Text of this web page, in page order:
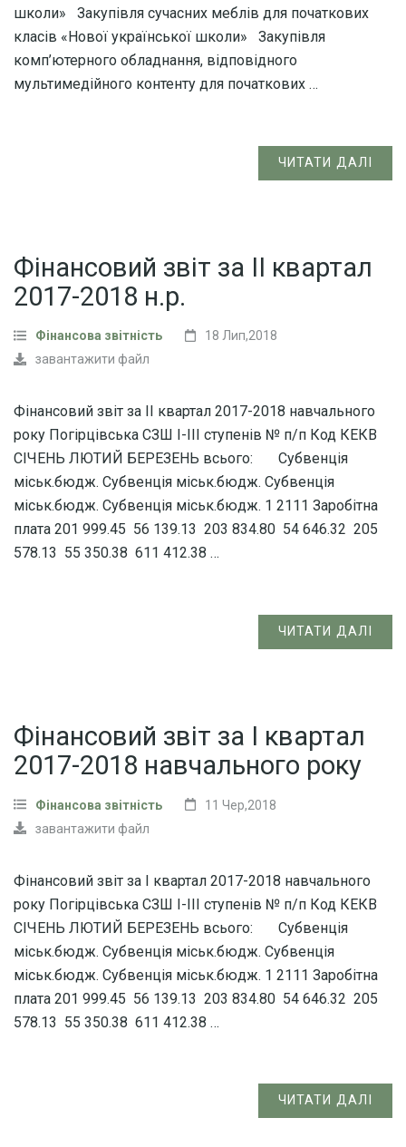
школи» Закупівля сучасних меблів для початкових
класів «Нової української школи» Закупівля
комп’ютерного обладнання, відповідного
мультимедійного контенту для початкових …
ЧИТАТИ ДАЛІ
Фінансовий звіт за ІІ квартал
2017-2018 н.р.
Фінансова звітність
18 Лип,2018
завантажити файл
Фінансовий звіт за ІІ квартал 2017-2018 навчального
року Погірцівська СЗШ І-ІІІ ступенів № п/п Код КЕКВ
СІЧЕНЬ ЛЮТИЙ БЕРЕЗЕНЬ всього: Субвенція
міськ.бюдж. Субвенція міськ.бюдж. Субвенція
міськ.бюдж. Субвенція міськ.бюдж. 1 2111 Заробітна
плата 201 999.45 56 139.13 203 834.80 54 646.32 205
578.13 55 350.38 611 412.38 …
ЧИТАТИ ДАЛІ
Фінансовий звіт за І квартал
2017-2018 навчального року
Фінансова звітність
11 Чер,2018
завантажити файл
Фінансовий звіт за І квартал 2017-2018 навчального
року Погірцівська СЗШ І-ІІІ ступенів № п/п Код КЕКВ
СІЧЕНЬ ЛЮТИЙ БЕРЕЗЕНЬ всього: Субвенція
міськ.бюдж. Субвенція міськ.бюдж. Субвенція
міськ.бюдж. Субвенція міськ.бюдж. 1 2111 Заробітна
плата 201 999.45 56 139.13 203 834.80 54 646.32 205
578.13 55 350.38 611 412.38 …
ЧИТАТИ ДАЛІ